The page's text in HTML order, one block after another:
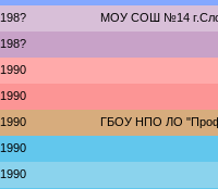
198? МОУ СОШ №14
198?
1990
1990
1990 ГБОУ НПО ЛО
1990
1990